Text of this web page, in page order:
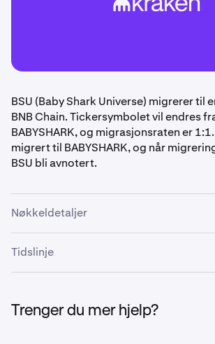
BSU (Baby Shark Universe) migrerer til
BNB Chain. Tickersymbolet vil endres
BABYSHARK, og migrasjonsraten er
migrert til BABYSHARK, og når
BSU bli avnotert.
Nøkkeldetaljer
Migrasjonsforhold: 1 BSU : 1
Gammel kontraktadresse:
Tidslinje
Trenger du mer hjelp?